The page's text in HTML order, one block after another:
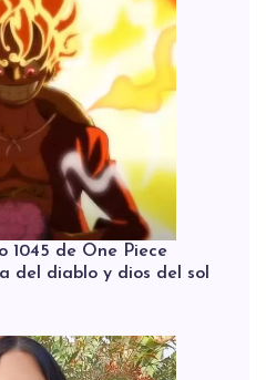
1045 de One Piece
del diablo y dios del sol